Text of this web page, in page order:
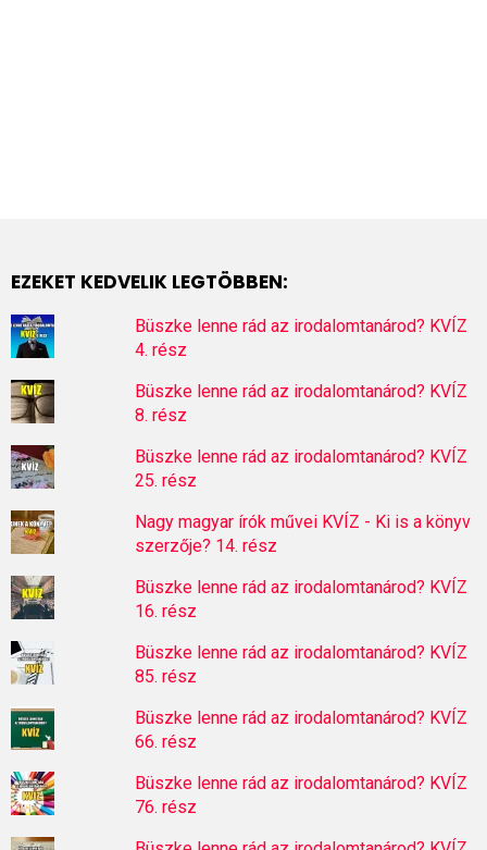
EZEKET KEDVELIK LEGTÖBBEN:
Büszke lenne rád az irodalomtanárod? KVÍZ
4. rész
Büszke lenne rád az irodalomtanárod? KVÍZ
8. rész
Büszke lenne rád az irodalomtanárod? KVÍZ
25. rész
Nagy magyar írók művei KVÍZ - Ki is a könyv
szerzője? 14. rész
Büszke lenne rád az irodalomtanárod? KVÍZ
16. rész
Büszke lenne rád az irodalomtanárod? KVÍZ
85. rész
Büszke lenne rád az irodalomtanárod? KVÍZ
66. rész
Büszke lenne rád az irodalomtanárod? KVÍZ
76. rész